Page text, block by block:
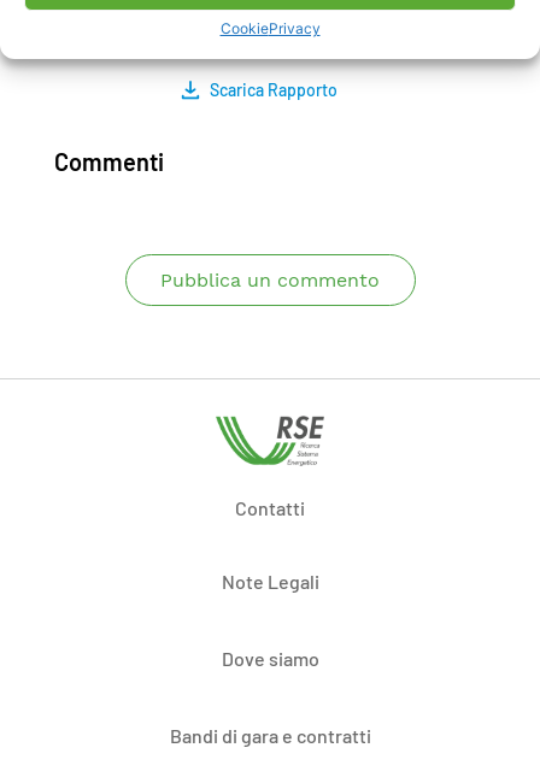
CookiePrivacy
nel milestone 1.2.1.2.
Scarica Rapporto
Commenti
Pubblica un commento
Contatti
Note Legali
Dove siamo
Bandi di gara e contratti